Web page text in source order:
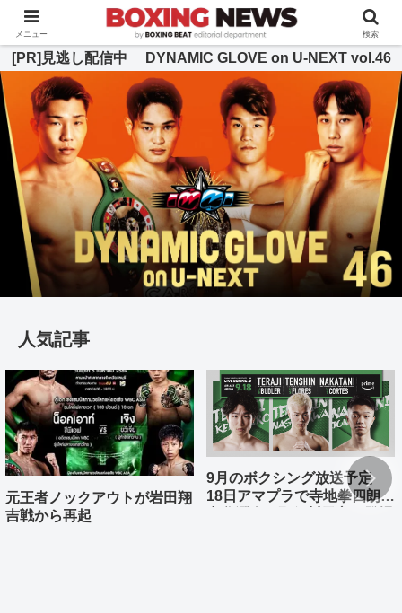
BOXING BEAT [ボクシング・ビート] 公式サイト
[PR]見逃し配信中 DYNAMIC GLOVE on U-NEXT vol.46
人気記事
元王者ノックアウトが岩田翔
吉戦から再起
9月のボクシング放送予定
18日アマプラで寺地拳四朗、
メニュー 検索